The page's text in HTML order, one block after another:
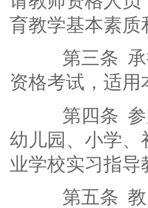
育教学基本素质
第三条 承担
资格考试，适用
第四条 参加
幼儿园、小学、
业学校实习指
第五条 教师